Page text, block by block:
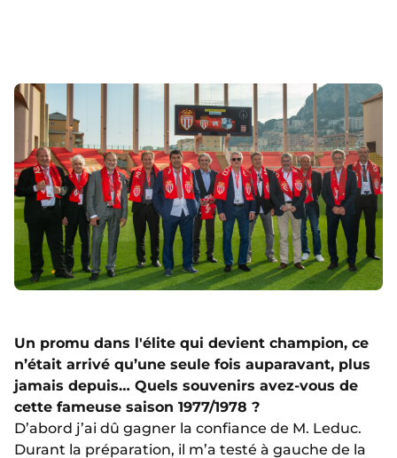
Un promu dans l'élite qui devient champion, ce
n’était arrivé qu’une seule fois auparavant, plus
jamais depuis… Quels souvenirs avez-vous de
cette fameuse saison 1977/1978 ?
D’abord j’ai dû gagner la confiance de M. Leduc.
Durant la préparation, il m’a testé à gauche de la